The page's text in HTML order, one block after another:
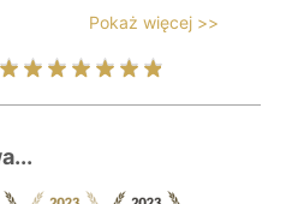
Pokaż więcej >>